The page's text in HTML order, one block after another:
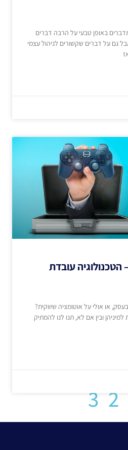
באופן טבעי על הרבה דברים
גם על דברים שקשורים לניהול עצמי
עובדת
או אולי על אוטומציה שיווקית?
ובין אם לא, תנו לנו להמתיק
2
3